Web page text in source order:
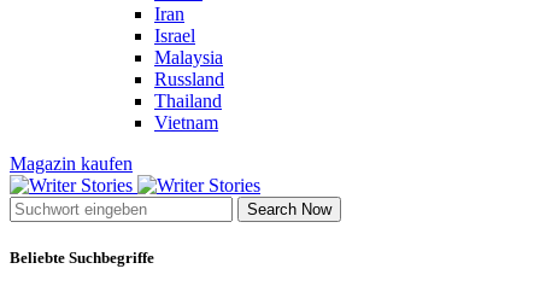
Iran
Israel
Malaysia
Russland
Thailand
Vietnam
Magazin kaufen
Search Now
Beliebte Suchbegriffe